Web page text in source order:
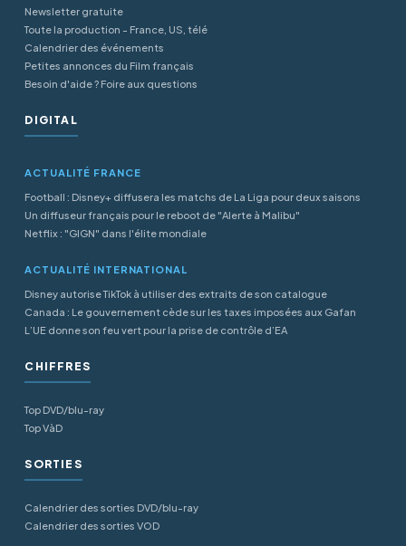
Newsletter gratuite
Toute la production - France, US, télé
Calendrier des événements
Petites annonces du Film français
Besoin d'aide ? Foire aux questions
DIGITAL
ACTUALITÉ FRANCE
Football : Disney+ diffusera les matchs de La Liga pour deux saisons
Un diffuseur français pour le reboot de "Alerte à Malibu"
Netflix : "GIGN" dans l'élite mondiale
ACTUALITÉ INTERNATIONAL
Disney autorise TikTok à utiliser des extraits de son catalogue
Canada : Le gouvernement cède sur les taxes imposées aux Gafan
L’UE donne son feu vert pour la prise de contrôle d’EA
CHIFFRES
Top DVD/blu-ray
Top VàD
SORTIES
Calendrier des sorties DVD/blu-ray
Calendrier des sorties VOD